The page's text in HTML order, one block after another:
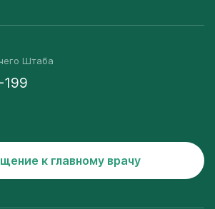
Штаба
к главному врачу